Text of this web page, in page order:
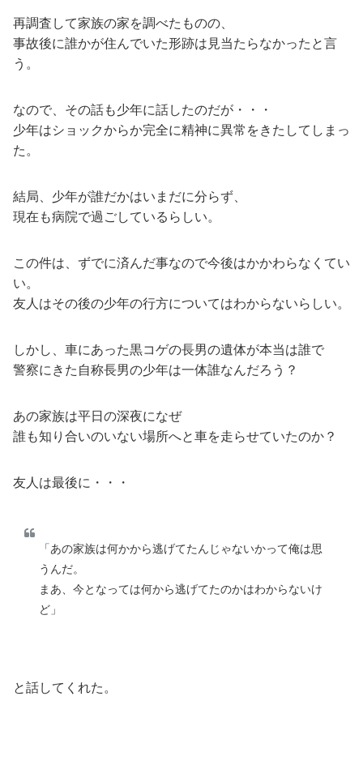
再調査して家族の家を調べたものの、
事故後に誰かが住んでいた形跡は見当たらなかったと言
う。
なので、その話も少年に話したのだが・・・
少年はショックからか完全に精神に異常をきたしてしまっ
た。
結局、少年が誰だかはいまだに分らず、
現在も病院で過ごしているらしい。
この件は、ずでに済んだ事なので今後はかかわらなくてい
い。
友人はその後の少年の行方についてはわからないらしい。
しかし、車にあった黒コゲの長男の遺体が本当は誰で
警察にきた自称長男の少年は一体誰なんだろう？
あの家族は平日の深夜になぜ
誰も知り合いのいない場所へと車を走らせていたのか？
友人は最後に・・・
「あの家族は何かから逃げてたんじゃないかって俺は思
うんだ。
まあ、今となっては何から逃げてたのかはわからないけ
ど」
と話してくれた。